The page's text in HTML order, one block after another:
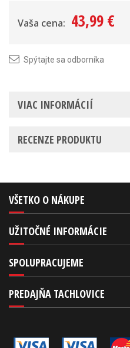
Vaša cena: 43,99 €
Spýtajte sa odborníka
VIAC INFORMÁCIÍ
RECENZE PRODUKTU
VŠETKO O NÁKUPE
UŽITOČNÉ INFORMÁCIE
SPOLUPRACUJEME
PREDAJŇA TACHLOVICE